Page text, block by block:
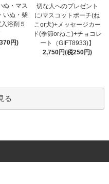
ぬ・マス
いぬ・柴
浴剤５
円)
切な人へのプレゼント
に/マスコットポーチ(ね
こor犬)+メッセージカー
ド(季節orねこ)+チョコレ
ート（GIFT8933)】
2,750円(税250円)
る